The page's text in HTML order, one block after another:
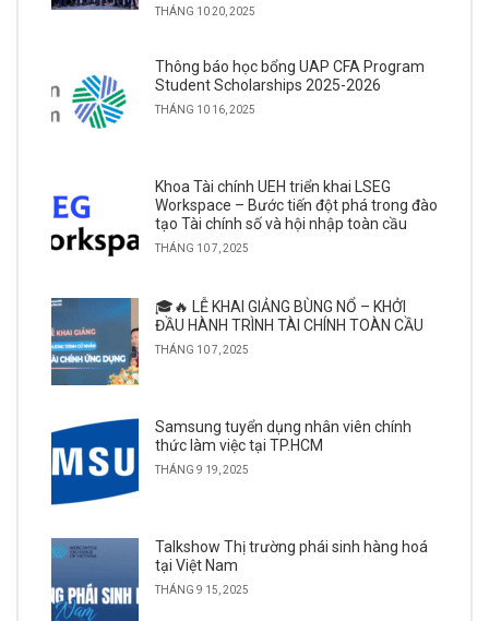
THÁNG 10 20, 2025
Thông báo học bổng UAP CFA Program
Student Scholarships 2025-2026
THÁNG 10 16, 2025
Khoa Tài chính UEH triển khai LSEG
Workspace – Bước tiến đột phá trong đào
tạo Tài chính số và hội nhập toàn cầu
THÁNG 10 7, 2025
🎓🔥 LỄ KHAI GIẢNG BÙNG NỔ – KHỞI
ĐẦU HÀNH TRÌNH TÀI CHÍNH TOÀN CẦU
THÁNG 10 7, 2025
Samsung tuyển dụng nhân viên chính
thức làm việc tại TP.HCM
THÁNG 9 19, 2025
Talkshow Thị trường phái sinh hàng hoá
tại Việt Nam
THÁNG 9 15, 2025